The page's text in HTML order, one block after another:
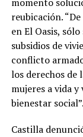
reubicación.
en El Oasis,
subsidios de
conflicto
los derechos de
mujeres a vida
bienestar social”.
Castilla